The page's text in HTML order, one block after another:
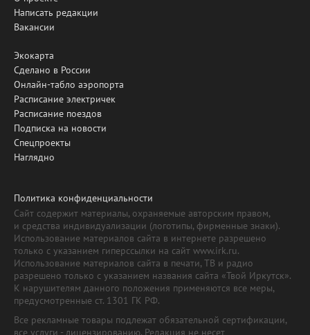
Написать редакции
Вакансии
Экокарта
Сделано в России
Онлайн-табло аэропорта
Расписание электричек
Расписание поездов
Подписка на новости
Спецпроекты
Наглядно
Политика конфиденциальности
Сайт содержит материалы, охраняемые авторским правом,
и средства индивидуализации (логотипы, фирменные знаки).
Использование материалов сайта в интернете разрешено
только с указанием гиперссылки на сайт www.irk.ru.
Использование материалов сайта в печати, ТВ и радио
разрешено только с указанием названия сайта «Твой Иркутск».
К нарушителям данного положения применяются все меры,
предусмотренные ст. 1301 ГК РФ.
Все рекламные товары подлежат обязательной сертификации,
все услуги - лицензированию. Редакция не несет